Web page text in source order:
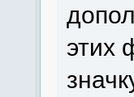
этих